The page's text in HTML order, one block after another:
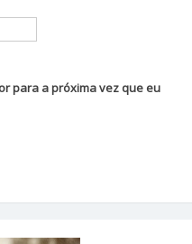
para a próxima vez que eu